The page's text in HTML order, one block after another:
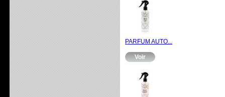
PARFUM AUTO...
Voir